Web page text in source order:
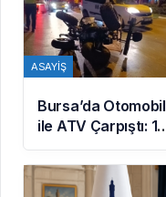
ASAYIŞ
Bursa’da Otomobil
ile ATV Çarpıştı: 1
Ölü